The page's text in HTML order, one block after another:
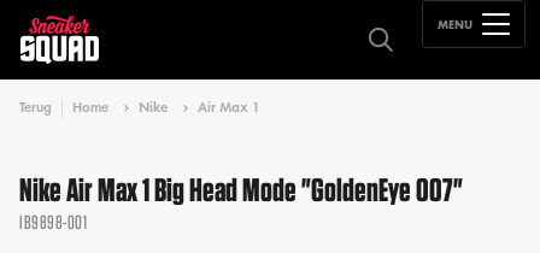
MENU
Terug Home Nike Air Max 1
Nike Air Max 1 Big Head Mode "GoldenEye 007"
IB9898-001